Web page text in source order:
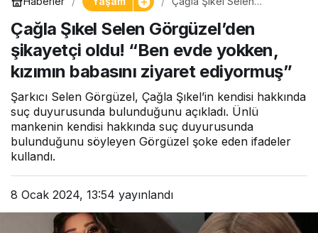
oldu! “Ben evde yokken,
kızımın babasını ziyaret
ediyormuş”
Çağla Şıkel Selen Görgüzel’den
şikayetçi oldu! “Ben evde yokken,
kızımın babasını ziyaret ediyormuş”
Şarkıcı Selen Görgüzel, Çağla Şıkel’in kendisi hakkında
suç duyurusunda bulunduğunu açıkladı. Ünlü
mankenin kendisi hakkında suç duyurusunda
bulunduğunu söyleyen Görgüzel şoke eden ifadeler
kullandı.
8 Ocak 2024, 13:54 yayınlandı